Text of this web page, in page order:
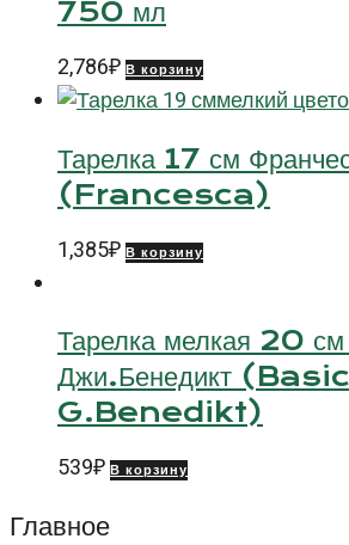
750 мл
2,786₽ В корзину
Тарелка 17 см
(Francesca)
1,385₽ В корзину
Тарелка мелкая 20 см
Джи.Бенедикт (Basic
G.Benedikt)
539₽ В корзину
Главное